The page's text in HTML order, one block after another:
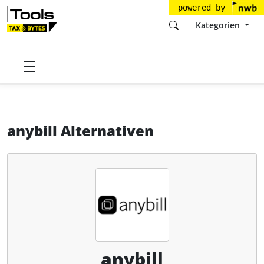
powered by
Kategorien
Startseite
anybill Alternativen
anybill